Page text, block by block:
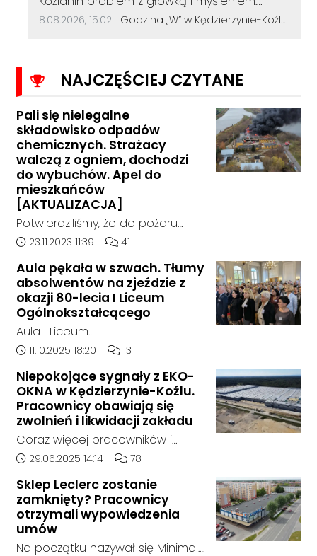
Psychiatra pomoże.
Data dodania komentarza:
8.08.2026, 15:02 Źródło komentarza:
Godzina „W” w Kędzierzynie-Koźlu. Mieszkańcy uczcili pamięć powstańców warszawskich
NAJCZĘŚCIEJ CZYTANE
Pali się nielegalne
składowisko odpadów
chemicznych. Strażacy
walczą z ogniem, dochodzi
do wybuchów. Apel do
mieszkańców
[AKTUALIZACJA]
Potwierdziliśmy, że do pożaru
doszło w hali, w której nielegalnie
chemiczne.
Data dodania artykułu:
23.11.2023 11:39 Liczba komentarzy artykułu:
41
Aula pękała w szwach. Tłumy
absolwentów na zjeździe z
okazji 80-lecia I Liceum
Ogólnokształcącego
Aula I Liceum
Ogólnokształcącego im. Henryka
w sobotnie przedpołudnie
dosłownie pękała w szwach. Na
wyjątkowy zjazd absolwentów z
okazji jubileuszu 80-lecia szkoły
przyjechali ludzie z różnych
zakątków Polski i świata. W tym
roku zarejestrowało się ponad
1000 uczestników. To największy
zjazd w historii placówki.
Data dodania artykułu:
11.10.2025 18:20 Liczba komentarzy artykułu:
13
Niepokojące sygnały z EKO-
OKNA w Kędzierzynie-Koźlu.
Pracownicy obawiają się
zwolnień i likwidacji zakładu
Coraz więcej pracowników i
mieszkańców zgłasza się do
niepokojącej sytuacji w zakładzie
EKO-OKNA w Kędzierzynie-Koźlu.
Jak wynika z ich relacji, firma
miała w ostatnich tygodniach
Data dodania artykułu:
29.06.2025 14:14 Liczba komentarzy artykułu:
78
Sklep Leclerc zostanie
zamknięty? Pracownicy
otrzymali wypowiedzenia
umów
Na początku nazywał się Minimal.